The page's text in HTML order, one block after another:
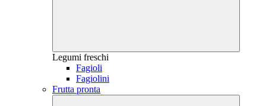
Legumi freschi
Fagioli
Fagiolini
Frutta pronta